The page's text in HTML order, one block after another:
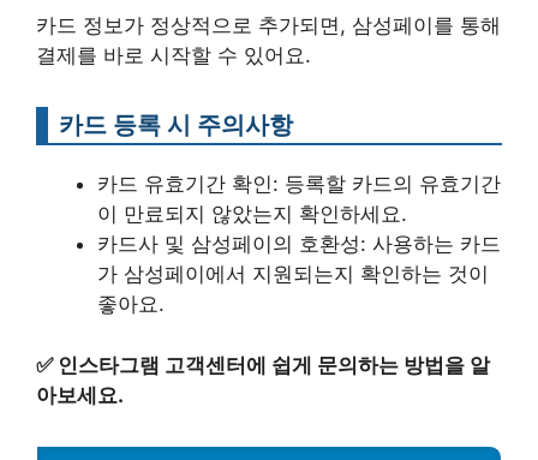
카드 정보가 정상적으로 추가되면, 삼성페이를 통해
결제를 바로 시작할 수 있어요.
카드 등록 시 주의사항
카드 유효기간 확인: 등록할 카드의 유효기간
이 만료되지 않았는지 확인하세요.
카드사 및 삼성페이의 호환성: 사용하는 카드
가 삼성페이에서 지원되는지 확인하는 것이
좋아요.
✅ 인스타그램 고객센터에 쉽게 문의하는 방법을 알
아보세요.